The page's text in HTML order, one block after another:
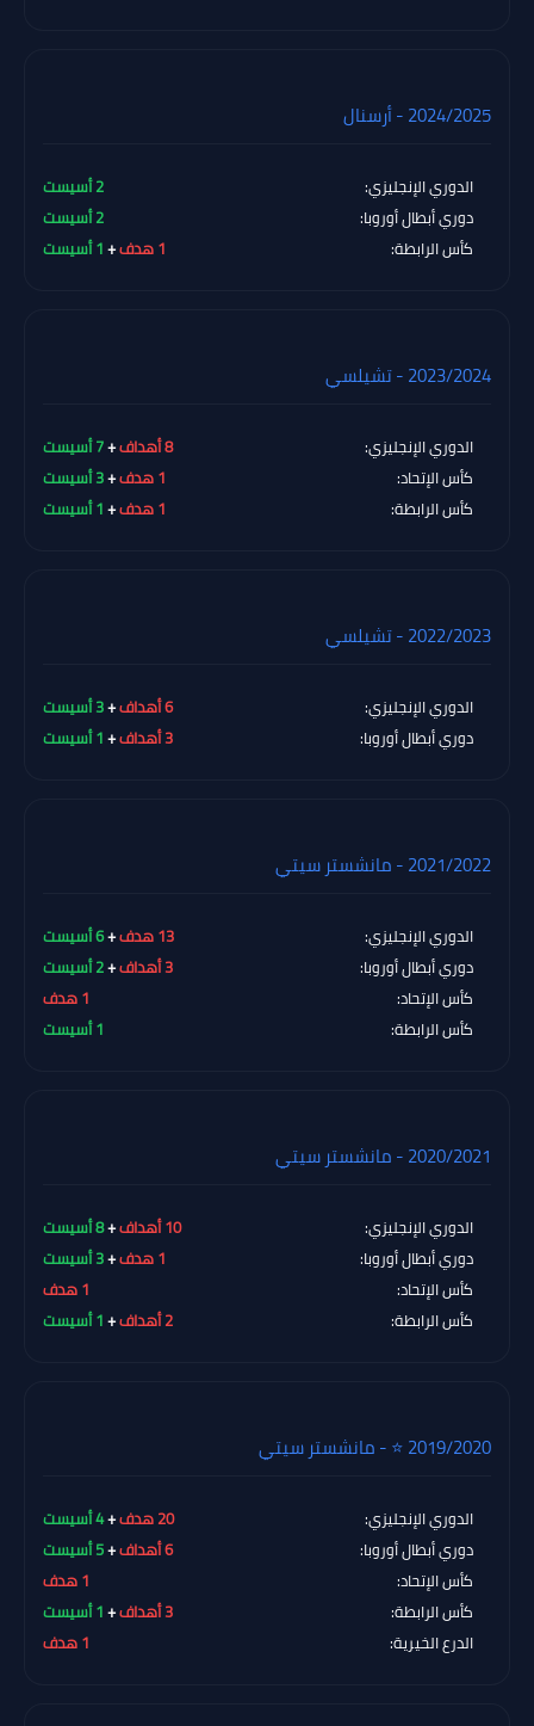
2024/2025 - أرسنال
الدوري الإنجليزي:
دوري أبطال أوروبا:
كأس الرابطة:
+1 أسيست
2023/2024 - تشيلسي
الدوري الإنجليزي: +7 أسيست
كأس الإتحاد:
+3 أسيست
كأس الرابطة:
+1 أسيست
2022/2023 - تشيلسي
الدوري الإنجليزي: +3 أسيست
دوري أبطال أوروبا:
+1 أسيست
2021/2022 - مانشستر سيتي
الدوري الإنجليزي: +6 أسيست
دوري أبطال أوروبا:
+2 أسيست
كأس الإتحاد:
كأس الرابطة:
2020/2021 - مانشستر سيتي
الدوري الإنجليزي: +8 أسيست
دوري أبطال أوروبا:
+3 أسيست
كأس الإتحاد:
كأس الرابطة:
+1 أسيست
2019/2020 ⭐ - مانشستر سيتي
الدوري الإنجليزي: +4 أسيست
دوري أبطال أوروبا:
+5 أسيست
كأس الإتحاد:
كأس الرابطة:
+1 أسيست
الدرع الخيرية: